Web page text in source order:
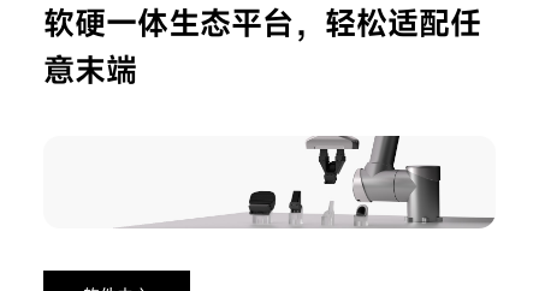
软硬一体生态平台，轻松适配任
意末端